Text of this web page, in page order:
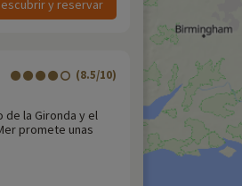
y reservar
(8.5/10)
de la Gironda y el
promete unas